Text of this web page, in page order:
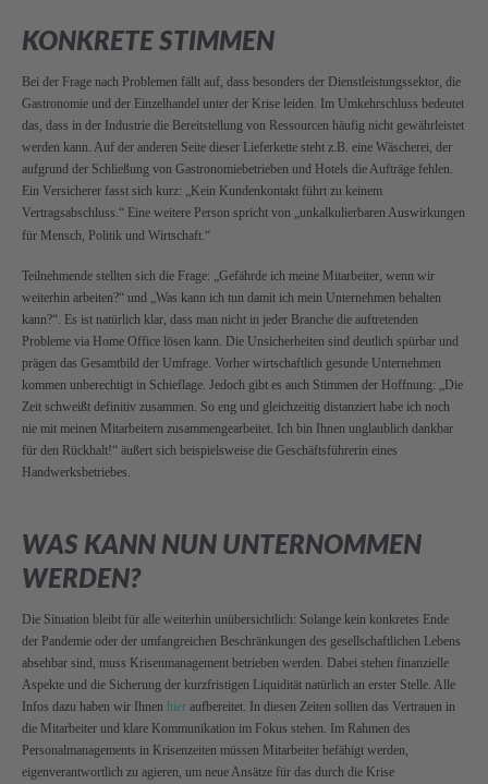
KONKRETE STIMMEN
Bei der Frage nach Problemen fällt auf, dass besonders der Dienstleistungssektor, die
Gastronomie und der Einzelhandel unter der Krise leiden. Im Umkehrschluss bedeutet
das, dass in der Industrie die Bereitstellung von Ressourcen häufig nicht gewährleistet
werden kann. Auf der anderen Seite dieser Lieferkette steht z.B. eine Wäscherei, der
aufgrund der Schließung von Gastronomiebetrieben und Hotels die Aufträge fehlen.
Ein Versicherer fasst sich kurz: „Kein Kundenkontakt führt zu keinem
Vertragsabschluss.“ Eine weitere Person spricht von „unkalkulierbaren Auswirkungen
für Mensch, Politik und Wirtschaft.“
Teilnehmende stellten sich die Frage: „Gefährde ich meine Mitarbeiter, wenn wir
weiterhin arbeiten?“ und „Was kann ich tun damit ich mein Unternehmen behalten
kann?“. Es ist natürlich klar, dass man nicht in jeder Branche die auftretenden
Probleme via Home Office lösen kann. Die Unsicherheiten sind deutlich spürbar und
prägen das Gesamtbild der Umfrage. Vorher wirtschaftlich gesunde Unternehmen
kommen unberechtigt in Schieflage. Jedoch gibt es auch Stimmen der Hoffnung: „Die
Zeit schweißt definitiv zusammen. So eng und gleichzeitig distanziert habe ich noch
nie mit meinen Mitarbeitern zusammengearbeitet. Ich bin Ihnen unglaublich dankbar
für den Rückhalt!“ äußert sich beispielsweise die Geschäftsführerin eines
Handwerksbetriebes.
WAS KANN NUN UNTERNOMMEN
WERDEN?
Die Situation bleibt für alle weiterhin unübersichtlich: Solange kein konkretes Ende
der Pandemie oder der umfangreichen Beschränkungen des gesellschaftlichen Lebens
absehbar sind, muss Krisenmanagement betrieben werden. Dabei stehen finanzielle
Aspekte und die Sicherung der kurzfristigen Liquidität natürlich an erster Stelle. Alle
Infos dazu haben wir Ihnen hier aufbereitet. In diesen Zeiten sollten das Vertrauen in
die Mitarbeiter und klare Kommunikation im Fokus stehen. Im Rahmen des
Personalmanagements in Krisenzeiten müssen Mitarbeiter befähigt werden,
eigenverantwortlich zu agieren, um neue Ansätze für das durch die Krise